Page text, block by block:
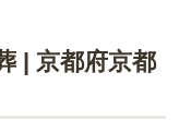
ある樹木葬。日蓮宗
| 京都府京都